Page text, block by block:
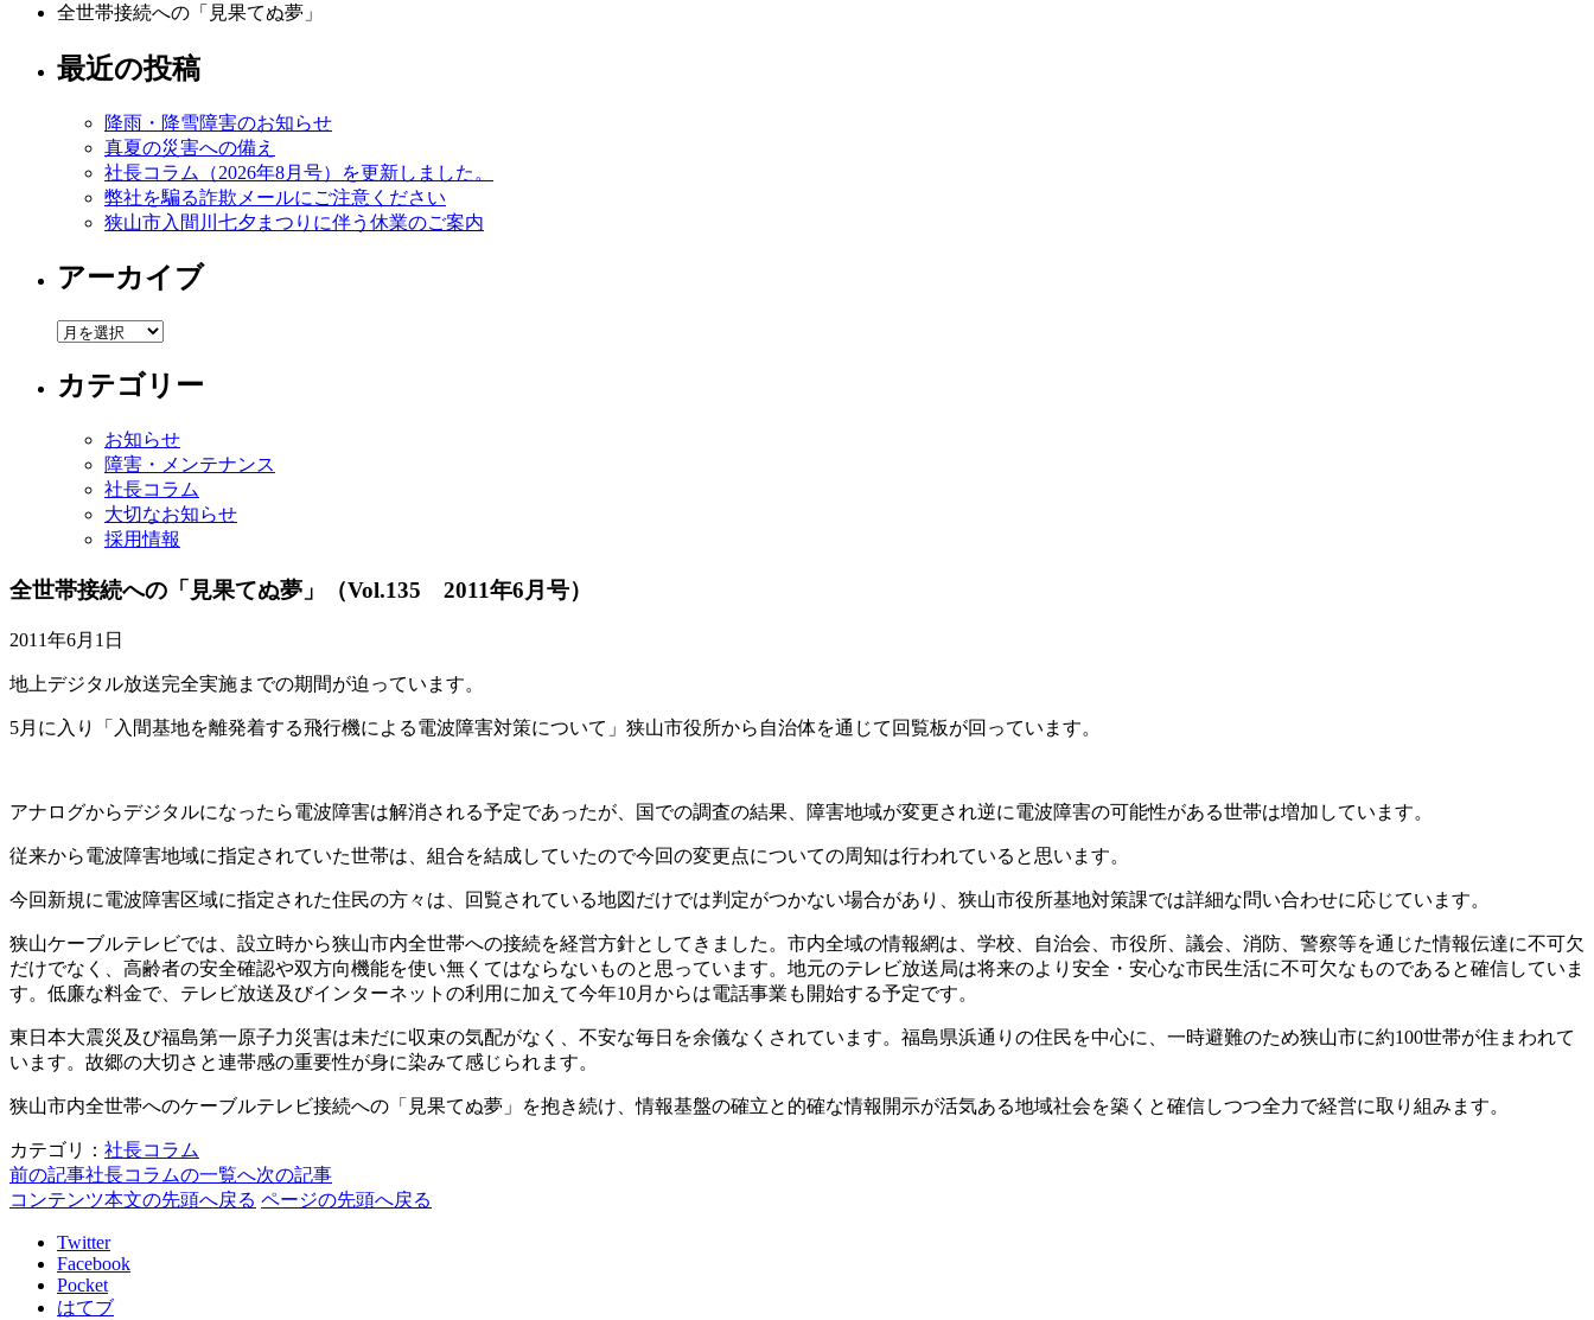
全世帯接続への「見果てぬ夢」
最近の投稿
降雨・降雪障害のお知らせ
真夏の災害への備え
社長コラム（2026年8月号）を更新しました。
弊社を騙る詐欺メールにご注意ください
狭山市入間川七夕まつりに伴う休業のご案内
アーカイブ
ア
カ
イ
カテゴリー
お知らせ
障害・メンテナンス
社長コラム
大切なお知らせ
採用情報
全世帯接続への「見果てぬ夢」 （Vol.135 2011年6月号）
2011年6月1日
地上デジタル放送完全実施までの期間が迫っています。
5月に入り「入間基地を離発着する飛行機による電波障害対策について」狭山市役所から自治体を通じて回覧板が回っています。
アナログからデジタルになったら電波障害は解消される予定であったが、国での調査の結果、障害地域が変更され逆に電波障害の可能性がある世帯は増加しています。
従来から電波障害地域に指定されていた世帯は、組合を結成していたので今回の変更点についての周知は行われていると思います。
今回新規に電波障害区域に指定された住民の方々は、回覧されている地図だけでは判定がつかない場合があり、狭山市役所基地対策課では詳細な問い合わせに応じています。
狭山ケーブルテレビでは、設立時から狭山市内全世帯への接続を経営方針としてきました。市内全域の情報網は、学校、自治会、市役所、議会、消防、警察等を通じた情報伝達に不可欠
だけでなく、高齢者の安全確認や双方向機能を使い無くてはならないものと思っています。地元のテレビ放送局は将来のより安全・安心な市民生活に不可欠なものであると確信していま
す。低廉な料金で、テレビ放送及びインターネットの利用に加えて今年10月からは電話事業も開始する予定です。
東日本大震災及び福島第一原子力災害は未だに収束の気配がなく、不安な毎日を余儀なくされています。福島県浜通りの住民を中心に、一時避難のため狭山市に約100世帯が住まわれて
います。故郷の大切さと連帯感の重要性が身に染みて感じられます。
狭山市内全世帯へのケーブルテレビ接続への「見果てぬ夢」を抱き続け、情報基盤の確立と的確な情報開示が活気ある地域社会を築くと確信しつつ全力で経営に取り組みます。
カテゴリ： 社長コラム
前の記事社長コラムの一覧へ次の記事
コンテンツ本文の先頭へ戻る ページの先頭へ戻る
Twitter
Facebook
Pocket
はてブ